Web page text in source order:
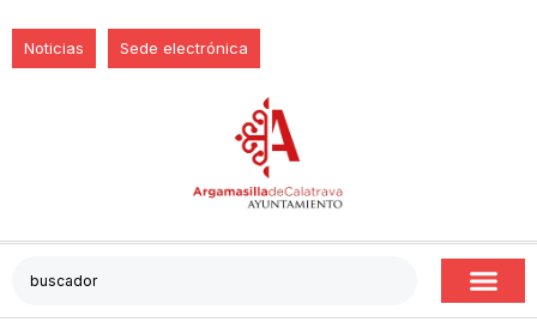
Noticias Sede electrónica